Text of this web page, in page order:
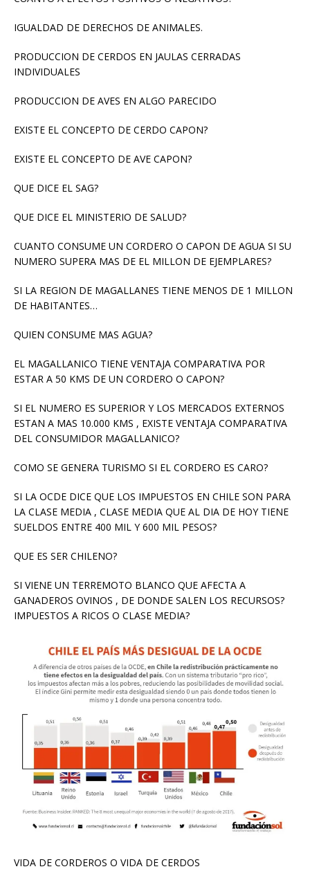
IGUALDAD DE DERECHOS DE ANIMALES.
PRODUCCION DE CERDOS EN JAULAS CERRADAS
INDIVIDUALES
PRODUCCION DE AVES EN ALGO PARECIDO
EXISTE EL CONCEPTO DE CERDO CAPON?
EXISTE EL CONCEPTO DE AVE CAPON?
QUE DICE EL SAG?
QUE DICE EL MINISTERIO DE SALUD?
CUANTO CONSUME UN CORDERO O CAPON DE AGUA SI SU
NUMERO SUPERA MAS DE EL MILLON DE EJEMPLARES?
SI LA REGION DE MAGALLANES TIENE MENOS DE 1 MILLON
DE HABITANTES…
QUIEN CONSUME MAS AGUA?
EL MAGALLANICO TIENE VENTAJA COMPARATIVA POR
ESTAR A 50 KMS DE UN CORDERO O CAPON?
SI EL NUMERO ES SUPERIOR Y LOS MERCADOS EXTERNOS
ESTAN A MAS 10.000 KMS , EXISTE VENTAJA COMPARATIVA
DEL CONSUMIDOR MAGALLANICO?
COMO SE GENERA TURISMO SI EL CORDERO ES CARO?
SI LA OCDE DICE QUE LOS IMPUESTOS EN CHILE SON PARA
LA CLASE MEDIA , CLASE MEDIA QUE AL DIA DE HOY TIENE
SUELDOS ENTRE 400 MIL Y 600 MIL PESOS?
QUE ES SER CHILENO?
SI VIENE UN TERREMOTO BLANCO QUE AFECTA A
GANADEROS OVINOS , DE DONDE SALEN LOS RECURSOS?
IMPUESTOS A RICOS O CLASE MEDIA?
VIDA DE CORDEROS O VIDA DE CERDOS